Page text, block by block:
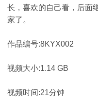
长，喜欢的自己看，后面
家了。
作品编号:8KYX002
视频大小:1.14 GB
视频时间:21分钟